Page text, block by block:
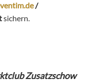
/
sichern.
Zusatzschow